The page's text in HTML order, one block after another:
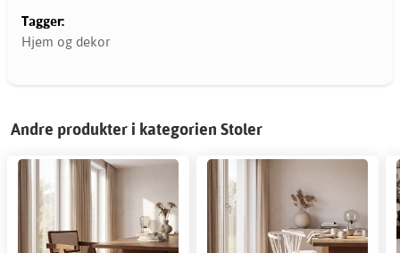
Tagger:
Hjem og dekor
Andre produkter i kategorien Stoler